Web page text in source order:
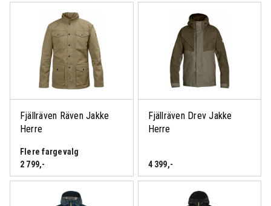
Fjällräven Räven Jakke
Herre
Flere fargevalg
2 799,-
Fjällräven Drev Jakke
Herre
4 399,-